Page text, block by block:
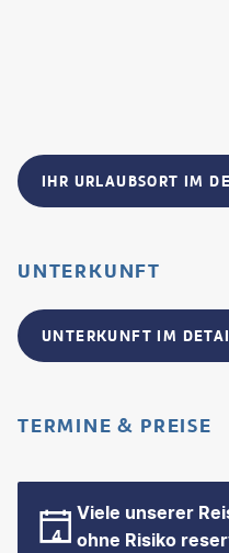
IHR URLAUBSORT IM
UNTERKUNFT
UNTERKUNFT IM
TERMINE & PREISE
Viele unserer
ohne Risiko